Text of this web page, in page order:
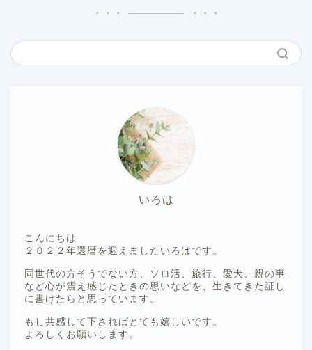
いろは
こんにちは
２０２２年還暦を迎えましたいろはです。
同世代の方そうでない方、ソロ活、旅行、愛犬、親の事
など心が震え感じたときの思いなどを、生きてきた証し
に書けたらと思っています。
もし共感して下さればとても嬉しいです。
よろしくお願いします。